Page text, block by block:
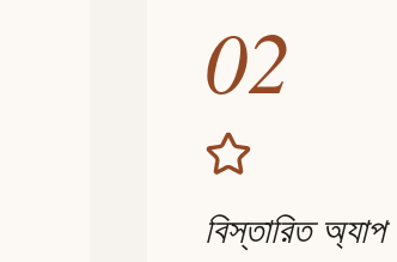
02
বিস্তারিত অ্যাপ